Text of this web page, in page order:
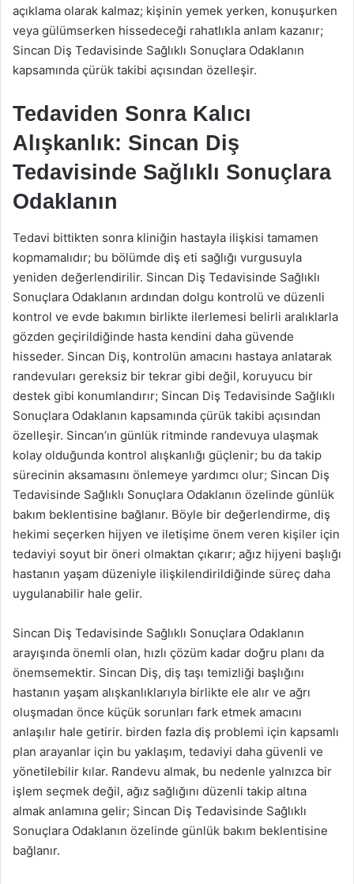
açıklama olarak kalmaz; kişinin yemek yerken, konuşurken
veya gülümserken hissedeceği rahatlıkla anlam kazanır;
Sincan Diş Tedavisinde Sağlıklı Sonuçlara Odaklanın
kapsamında çürük takibi açısından özelleşir.
Tedaviden Sonra Kalıcı
Alışkanlık: Sincan Diş
Tedavisinde Sağlıklı Sonuçlara
Odaklanın
Tedavi bittikten sonra kliniğin hastayla ilişkisi tamamen
kopmamalıdır; bu bölümde diş eti sağlığı vurgusuyla
yeniden değerlendirilir. Sincan Diş Tedavisinde Sağlıklı
Sonuçlara Odaklanın ardından dolgu kontrolü ve düzenli
kontrol ve evde bakımın birlikte ilerlemesi belirli aralıklarla
gözden geçirildiğinde hasta kendini daha güvende
hisseder. Sincan Diş, kontrolün amacını hastaya anlatarak
randevuları gereksiz bir tekrar gibi değil, koruyucu bir
destek gibi konumlandırır; Sincan Diş Tedavisinde Sağlıklı
Sonuçlara Odaklanın kapsamında çürük takibi açısından
özelleşir. Sincan’ın günlük ritminde randevuya ulaşmak
kolay olduğunda kontrol alışkanlığı güçlenir; bu da takip
sürecinin aksamasını önlemeye yardımcı olur; Sincan Diş
Tedavisinde Sağlıklı Sonuçlara Odaklanın özelinde günlük
bakım beklentisine bağlanır. Böyle bir değerlendirme, diş
hekimi seçerken hijyen ve iletişime önem veren kişiler için
tedaviyi soyut bir öneri olmaktan çıkarır; ağız hijyeni başlığı
hastanın yaşam düzeniyle ilişkilendirildiğinde süreç daha
uygulanabilir hale gelir.
Sincan Diş Tedavisinde Sağlıklı Sonuçlara Odaklanın
arayışında önemli olan, hızlı çözüm kadar doğru planı da
önemsemektir. Sincan Diş, diş taşı temizliği başlığını
hastanın yaşam alışkanlıklarıyla birlikte ele alır ve ağrı
oluşmadan önce küçük sorunları fark etmek amacını
anlaşılır hale getirir. birden fazla diş problemi için kapsamlı
plan arayanlar için bu yaklaşım, tedaviyi daha güvenli ve
yönetilebilir kılar. Randevu almak, bu nedenle yalnızca bir
işlem seçmek değil, ağız sağlığını düzenli takip altına
almak anlamına gelir; Sincan Diş Tedavisinde Sağlıklı
Sonuçlara Odaklanın özelinde günlük bakım beklentisine
bağlanır.